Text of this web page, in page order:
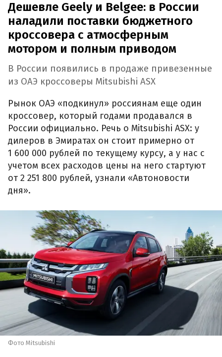
Дешевле Geely и Belgee: в России
наладили поставки бюджетного
кроссовера с атмосферным
мотором и полным приводом
В России появились в продаже привезенные
из ОАЭ кроссоверы Mitsubishi ASX
Рынок ОАЭ «подкинул» россиянам еще один
кроссовер, который годами продавался в
России официально. Речь о Mitsubishi ASX: у
дилеров в Эмиратах он стоит примерно от
1 600 000 рублей по текущему курсу, а у нас с
учетом всех расходов цены на него стартуют
от 2 251 800 рублей, узнали «Автоновости
дня».
Фото Mitsubishi